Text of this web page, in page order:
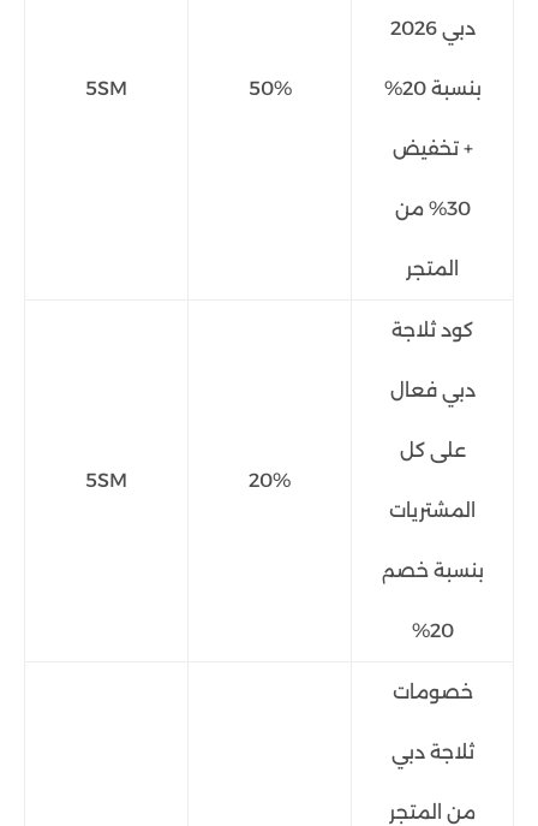
دبي 2026
بنسبة 20%
+ تخفيض
30% من
المتجر
50%
5SM
كود ثلاجة
دبي فعال
على كل
المشتريات
بنسبة خصم
20%
20%
5SM
خصومات
ثلاجة دبي
من المتجر